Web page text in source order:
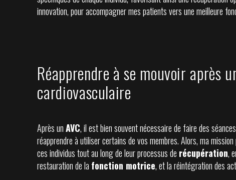
innovation, pour accompagner mes patients vers une meilleure
Réapprendre à se mouvoir après
cardiovasculaire
Après unAVC, il est bien souvent nécessaire de faire des
réapprendre à utiliser certains de vos membres. Alors, ma
ces individus tout au long de leur processus de récupération,
restauration de lafonction motrice, et la réintégration des